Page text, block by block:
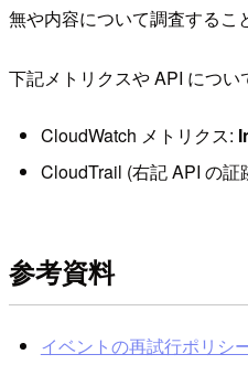
無や内容について調査するこ
下記メトリクスや API につい
CloudWatch メトリクス:
CloudTrail (右記 API の証
参考資料
イベントの再試行ポリシ